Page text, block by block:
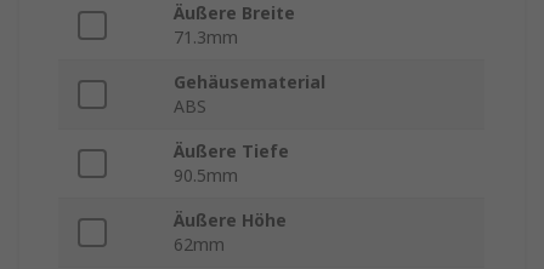
Äußere Breite
71.3mm
Gehäusematerial
ABS
Äußere Tiefe
90.5mm
Äußere Höhe
62mm